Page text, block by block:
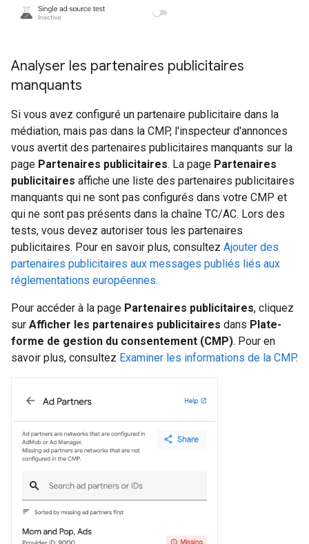
Analyser les partenaires publicitaires
manquants
Si vous avez configuré un partenaire publicitaire dans la
médiation, mais pas dans la CMP, l'inspecteur d'annonces
vous avertit des partenaires publicitaires manquants sur la
page Partenaires publicitaires. La page Partenaires
publicitaires affiche une liste des partenaires publicitaires
manquants qui ne sont pas configurés dans votre CMP et
qui ne sont pas présents dans la chaîne TC/AC. Lors des
tests, vous devez autoriser tous les partenaires
publicitaires. Pour en savoir plus, consultez Ajouter des
partenaires publicitaires aux messages publiés liés aux
réglementations européennes.
Pour accéder à la page Partenaires publicitaires, cliquez
sur Afficher les partenaires publicitaires dans Plate-
forme de gestion du consentement (CMP). Pour en
savoir plus, consultez Examiner les informations de la CMP.